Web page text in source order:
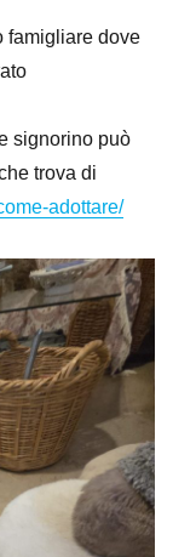
famigliare dove
signorino può
trova di
adottare/